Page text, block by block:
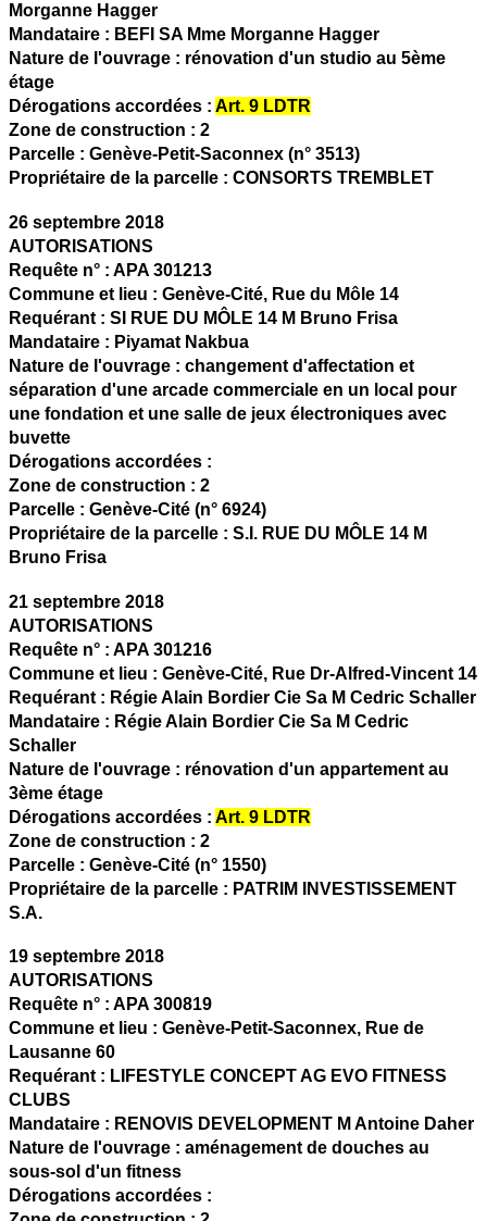
Morganne Hagger
Mandataire : BEFI SA Mme Morganne Hagger
Nature de l'ouvrage : rénovation d'un studio au 5ème
étage
Dérogations accordées : Art. 9 LDTR
Zone de construction : 2
Parcelle : Genève-Petit-Saconnex (n° 3513)
Propriétaire de la parcelle : CONSORTS TREMBLET
26 septembre 2018
AUTORISATIONS
Requête n° : APA 301213
Commune et lieu : Genève-Cité, Rue du Môle 14
Requérant : SI RUE DU MÔLE 14 M Bruno Frisa
Mandataire : Piyamat Nakbua
Nature de l'ouvrage : changement d'affectation et
séparation d'une arcade commerciale en un local pour
une fondation et une salle de jeux électroniques avec
buvette
Dérogations accordées :
Zone de construction : 2
Parcelle : Genève-Cité (n° 6924)
Propriétaire de la parcelle : S.I. RUE DU MÔLE 14 M
Bruno Frisa
21 septembre 2018
AUTORISATIONS
Requête n° : APA 301216
Commune et lieu : Genève-Cité, Rue Dr-Alfred-Vincent 14
Requérant : Régie Alain Bordier Cie Sa M Cedric Schaller
Mandataire : Régie Alain Bordier Cie Sa M Cedric
Schaller
Nature de l'ouvrage : rénovation d'un appartement au
3ème étage
Dérogations accordées : Art. 9 LDTR
Zone de construction : 2
Parcelle : Genève-Cité (n° 1550)
Propriétaire de la parcelle : PATRIM INVESTISSEMENT
S.A.
19 septembre 2018
AUTORISATIONS
Requête n° : APA 300819
Commune et lieu : Genève-Petit-Saconnex, Rue de
Lausanne 60
Requérant : LIFESTYLE CONCEPT AG EVO FITNESS
CLUBS
Mandataire : RENOVIS DEVELOPMENT M Antoine Daher
Nature de l'ouvrage : aménagement de douches au
sous-sol d'un fitness
Dérogations accordées :